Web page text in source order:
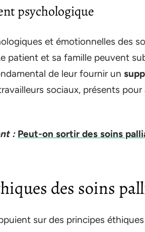
psychologique
et émotionnelles des
patient et sa famille peuvent
de leur fournir un
sociaux, présents
: Peut-on sortir des soins
des soins
sur des principes